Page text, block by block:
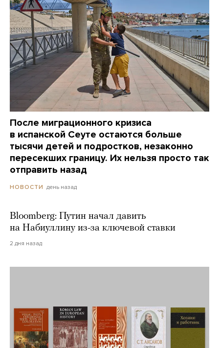
После миграционного кризиса
в испанской Сеуте остаются больше
тысячи детей и подростков, незаконно
пересекших границу. Их нельзя просто так
отправить назад
НОВОСТИ день назад
Bloomberg: Путин начал давить
на Набиуллину из-за ключевой ставки
2 дня назад